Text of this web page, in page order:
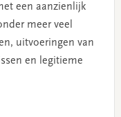
een aanzienlijk
meer veel
uitvoeringen van
en legitieme